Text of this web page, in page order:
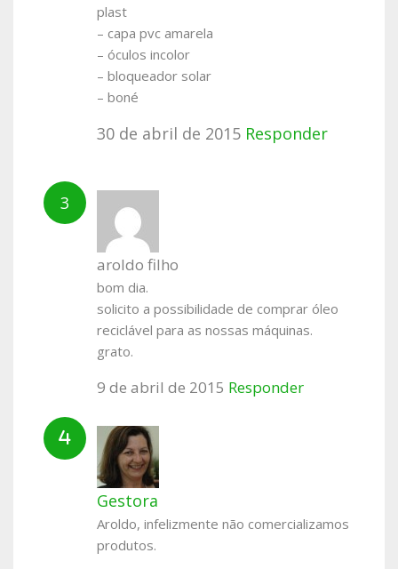
plast
– capa pvc amarela
– óculos incolor
– bloqueador solar
– boné
30 de abril de 2015 Responder
aroldo filho
bom dia.
solicito a possibilidade de comprar óleo
reciclável para as nossas máquinas.
grato.
9 de abril de 2015 Responder
Gestora
Aroldo, infelizmente não comercializamos
produtos.